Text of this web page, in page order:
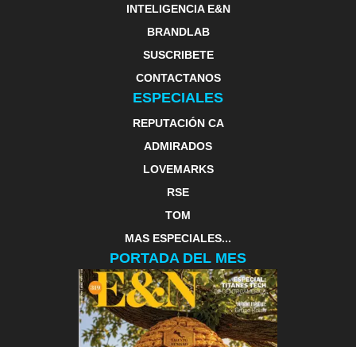
INTELIGENCIA E&N
BRANDLAB
SUSCRIBETE
CONTACTANOS
ESPECIALES
REPUTACIÓN CA
ADMIRADOS
LOVEMARKS
RSE
TOM
MAS ESPECIALES...
PORTADA DEL MES